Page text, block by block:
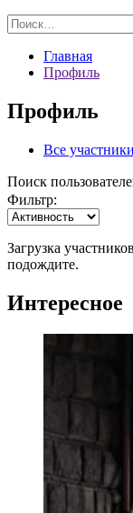
Найти:
Главная
Профиль
Профиль
Все участники
Поиск
Фильтр:
Загрузка
подождите.
Интересное